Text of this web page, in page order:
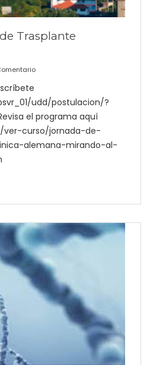
Trasplante
udd/postulacion/?
el programa aquí
ver-curso/jornada-de-
alemana-mirando-al-